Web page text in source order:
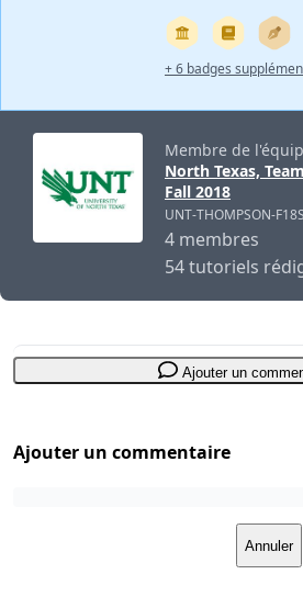
+ 6 badges
Membre de
North Texas,
Fall 2018
UNT-THOMPSON-
4 membres
54 tutoriels
Ajouter un
Ajouter un commentaire
Annuler